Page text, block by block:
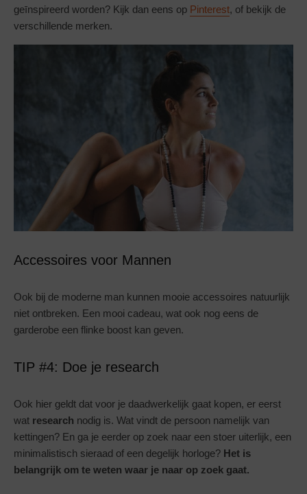
geīnspireerd worden? Kijk dan eens op Pinterest, of bekijk de
verschillende merken.
Accessoires voor Mannen
Ook bij de moderne man kunnen mooie accessoires natuurlijk
niet ontbreken. Een mooi cadeau, wat ook nog eens de
garderobe een flinke boost kan geven.
TIP #4: Doe je research
Ook hier geldt dat voor je daadwerkelijk gaat kopen, er eerst
wat research nodig is. Wat vindt de persoon namelijk van
kettingen? En ga je eerder op zoek naar een stoer uiterlijk, een
minimalistisch sieraad of een degelijk horloge? Het is
belangrijk om te weten waar je naar op zoek gaat.